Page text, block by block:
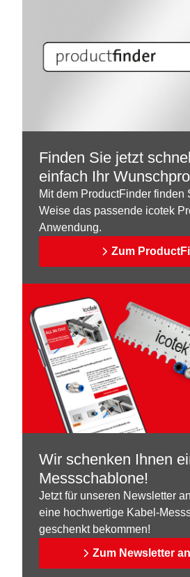
Finden Sie jetzt
einfach Ihr
Mit dem ProductFinder finden
Weise das passende icotek
Anwendung.
Zum
Wir schenken Ihnen
Messschablone!
Jetzt für unseren Newsletter
eine hochwertige Kabel-
geschenkt bekommen!
Zum Newsletter